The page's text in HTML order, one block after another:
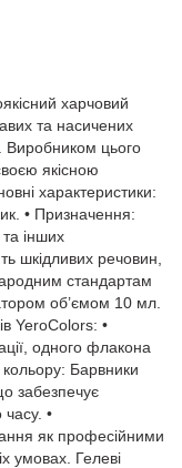
харчовий
та насичених
Виробником цього
якісною
характеристики:
• Призначення:
інших
шкідливих речовин,
стандартам
об’ємом 10 мл.
YeroColors: •
одного флакона
кольору: Барвники
забезпечує
•
як професійними
умовах. Гелеві